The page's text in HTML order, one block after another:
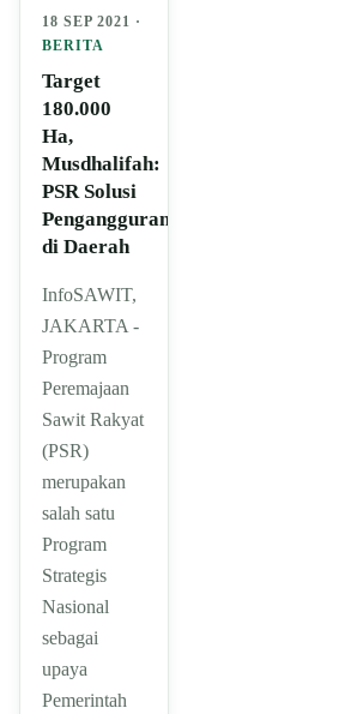
18 SEP 2021 ·
BERITA
Target
180.000
Ha,
Musdhalifah:
PSR Solusi
Pengangguran
di Daerah
InfoSAWIT,
JAKARTA -
Program
Peremajaan
Sawit Rakyat
(PSR)
merupakan
salah satu
Program
Strategis
Nasional
sebagai
upaya
Pemerintah